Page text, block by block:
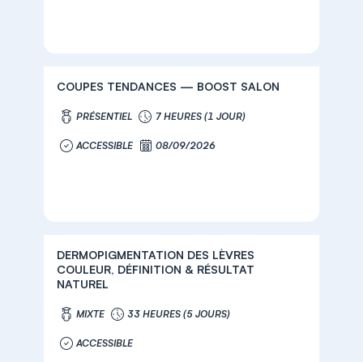
COUPES TENDANCES — BOOST SALON
PRÉSENTIEL 7 HEURES (1 JOUR)
ACCESSIBLE 08/09/2026
DERMOPIGMENTATION DES LÈVRES
COULEUR, DÉFINITION & RÉSULTAT
NATUREL
MIXTE 33 HEURES (5 JOURS)
ACCESSIBLE